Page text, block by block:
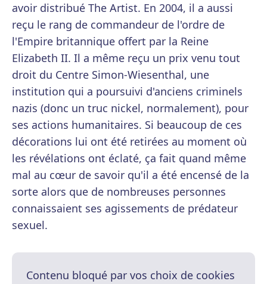
avoir distribué The Artist. En 2004, il a aussi
reçu le rang de commandeur de l'ordre de
l'Empire britannique offert par la Reine
Elizabeth II. Il a même reçu un prix venu tout
droit du Centre Simon-Wiesenthal, une
institution qui a poursuivi d'anciens criminels
nazis (donc un truc nickel, normalement), pour
ses actions humanitaires. Si beaucoup de ces
décorations lui ont été retirées au moment où
les révélations ont éclaté, ça fait quand même
mal au cœur de savoir qu'il a été encensé de la
sorte alors que de nombreuses personnes
connaissaient ses agissements de prédateur
sexuel.
Contenu bloqué par vos choix de cookies